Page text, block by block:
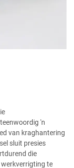
'n
van kraghantering
sluit presies
die
te